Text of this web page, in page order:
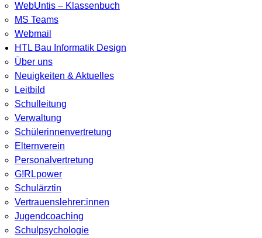
WebUntis – Klassenbuch
MS Teams
Webmail
HTL Bau Informatik Design
Über uns
Neuigkeiten & Aktuelles
Leitbild
Schulleitung
Verwaltung
Schülerinnenvertretung
Elternverein
Personalvertretung
G!RLpower
Schulärztin
Vertrauenslehrer:innen
Jugendcoaching
Schulpsychologie